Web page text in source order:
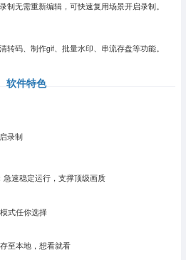
无需重新编辑，可快速复用场景开启录制。
码、制作gif、批量水印、串流存盘等功能。
软件特色
录制
急速稳定运行，支撑顶级画质
式任你选择
至本地，想看就看